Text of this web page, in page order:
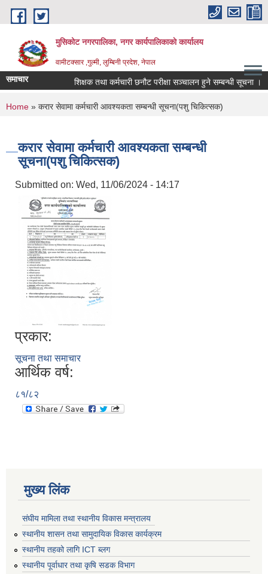
Skip to main content
मुसिकोट नगरपालिका, नगर कार्यपालिकाकाे कार्यालय
वामीटक्सार ,गुल्मी, लुम्बिनी प्रदेश, नेपाल
समाचार शिक्षक तथा कर्मचारी छनौट परीक्षा सञ्चालन हुने सम्बन्धी सूचना ।
You are here
Home » करार सेवामा कर्मचारी आवश्यकता सम्बन्धी सूचना(पशु चिकित्सक)
करार सेवामा कर्मचारी आवश्यकता सम्बन्धी
सूचना(पशु चिकित्सक)
Submitted on: Wed, 11/06/2024 - 14:17
प्रकार:
सूचना तथा समाचार
आर्थिक वर्ष:
८१/८२
मुख्य लिंक
संघीय मामिला तथा स्थानीय विकास मन्त्रालय
स्थानीय शासन तथा सामुदायिक विकास कार्यक्रम
स्थानीय तहको लागि ICT ब्लग
स्थानीय पूर्वाधार तथा कृषि सडक विभाग